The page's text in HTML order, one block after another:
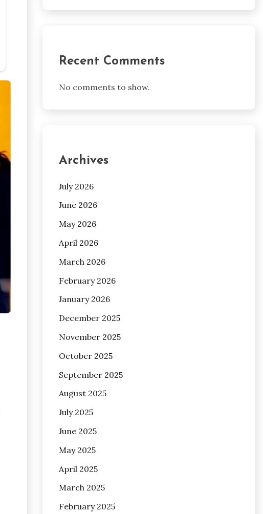
Recent Comments
No comments to show.
Archives
July 2026
June 2026
May 2026
April 2026
March 2026
February 2026
January 2026
December 2025
November 2025
October 2025
September 2025
August 2025
July 2025
June 2025
May 2025
April 2025
March 2025
February 2025